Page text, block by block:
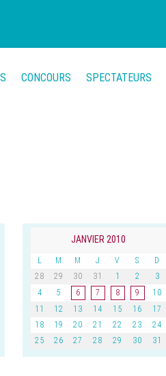
CONCOURS SPECTATEURS
JANVIER 2010
L M M J V S
D
28
29 30 31 1 2
3
4
5 6 7 8 9
10
11
12 13 14 15 16
17
18
19 20 21 22 23
24
25
26 27 28 29 30 31